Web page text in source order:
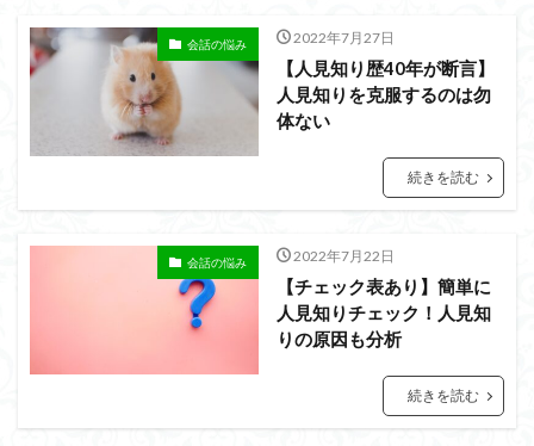
会話の悩み 2022年7月27日
【人見知り歴40年が断言】
人見知りを克服するのは勿
体ない
続きを読む
会話の悩み 2022年7月22日
【チェック表あり】簡単に
人見知りチェック！人見知
りの原因も分析
続きを読む
検索